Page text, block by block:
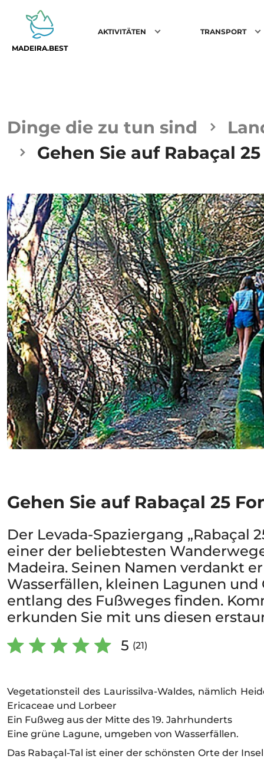
MADEIRA.BEST
AKTIVITÄTEN TRANSPORT
Dinge die zu tun sind
Gehen Sie auf Rabaçal
Gehen Sie auf Rabaçal 25
Der Levada-Spaziergang „Rabaçal
einer der beliebtesten
Madeira. Seinen Namen verdankt
Wasserfällen, kleinen Lagunen und
entlang des Fußweges finden.
erkunden Sie mit uns diesen
5 (21)
Vegetationsteil des Laurissilva-Waldes, nämlich
Ericaceae und Lorbeer
Ein Fußweg aus der Mitte des 19. Jahrhunderts
Eine grüne Lagune, umgeben von Wasserfällen.
Das Rabaçal-Tal ist einer der schönsten Orte der